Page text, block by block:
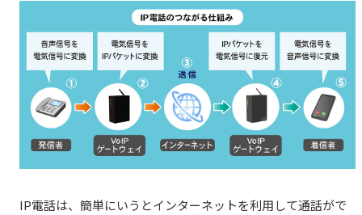
IP電話は、簡単にいうとインターネットを利用して通話がで